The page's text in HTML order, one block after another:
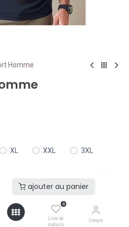
ajouter au panier
0
Liste de
souhaits
Compte
Homme
XL XXL 3XL